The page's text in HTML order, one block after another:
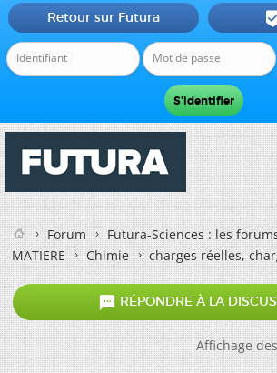
Retour sur Futura
Forum
Futura-Sciences : les
MATIERE
Chimie charges réelles,
 RÉPONDRE À LA
Affichage